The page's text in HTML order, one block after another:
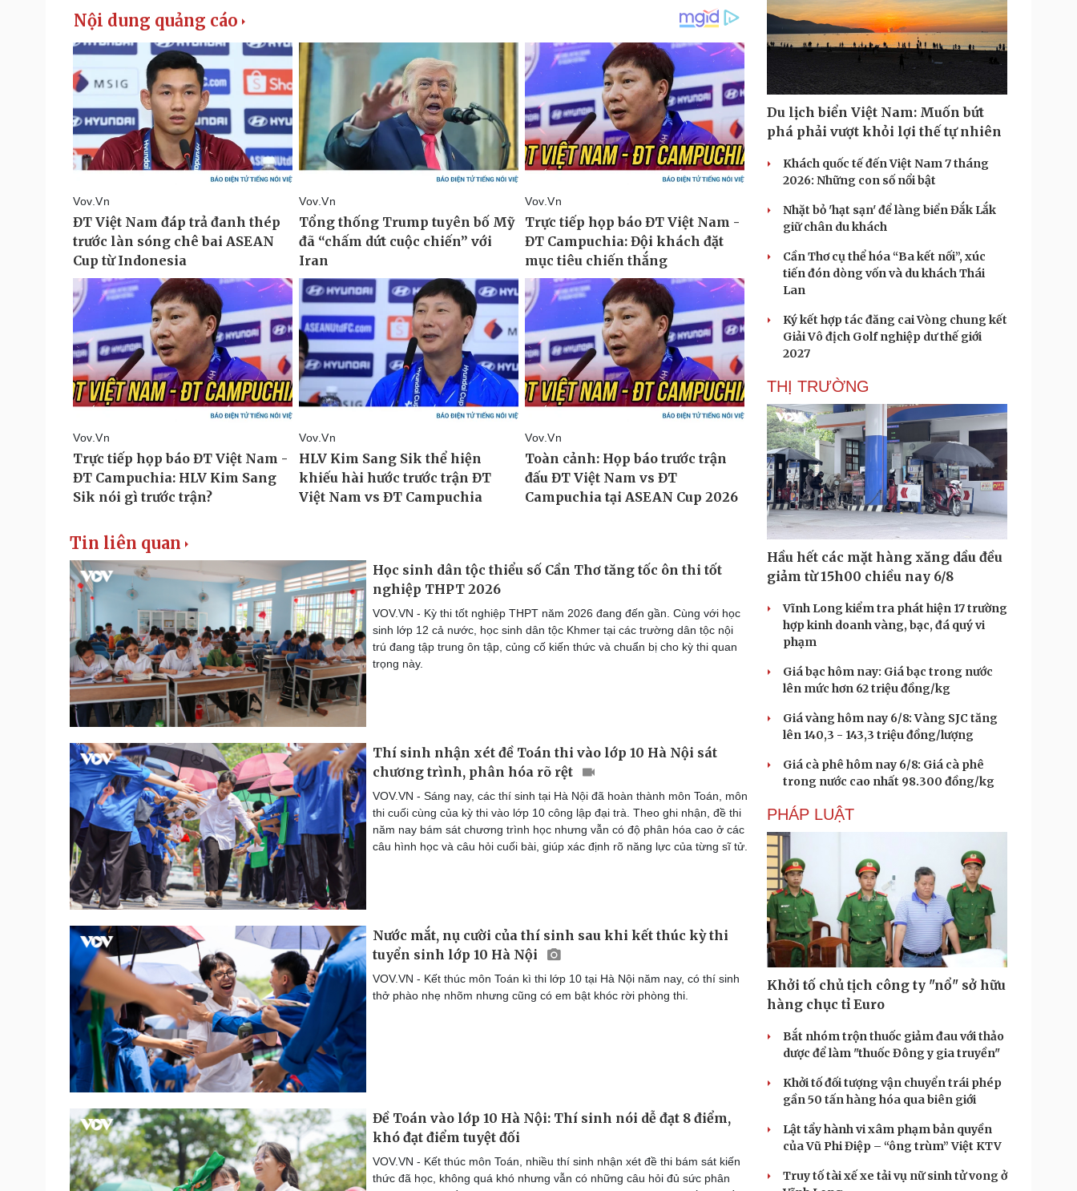
Tin liên quan
Học sinh dân tộc thiểu số Cần Thơ tăng tốc ôn thi tốt
nghiệp THPT 2026
VOV.VN - Kỳ thi tốt nghiệp THPT năm 2026 đang đến gần. Cùng với học
sinh lớp 12 cả nước, học sinh dân tộc Khmer tại các trường dân tộc nội
trú đang tập trung ôn tập, củng cố kiến thức và chuẩn bị cho kỳ thi quan
trọng này.
Thí sinh nhận xét đề Toán thi vào lớp 10 Hà Nội sát
chương trình, phân hóa rõ rệt
VOV.VN - Sáng nay, các thí sinh tại Hà Nội đã hoàn thành môn Toán, môn
thi cuối cùng của kỳ thi vào lớp 10 công lập đại trà. Theo ghi nhận, đề thi
năm nay bám sát chương trình học nhưng vẫn có độ phân hóa cao ở các
câu hình học và câu hỏi cuối bài, giúp xác định rõ năng lực của từng sĩ tử.
Nước mắt, nụ cười của thí sinh sau khi kết thúc kỳ thi
tuyển sinh lớp 10 Hà Nội
VOV.VN - Kết thúc môn Toán kì thi lớp 10 tại Hà Nội năm nay, có thí sinh
thở phào nhẹ nhõm nhưng cũng có em bật khóc rời phòng thi.
Đề Toán vào lớp 10 Hà Nội: Thí sinh nói dễ đạt 8 điểm,
khó đạt điểm tuyệt đối
VOV.VN - Kết thúc môn Toán, nhiều thí sinh nhận xét đề thi bám sát kiến
thức đã học, không quá khó nhưng vẫn có những câu hỏi đủ sức phân
Du lịch biển Việt Nam: Muốn bứt
phá phải vượt khỏi lợi thế tự nhiên
Khách quốc tế đến Việt Nam 7 tháng
2026: Những con số nổi bật
Nhặt bỏ 'hạt sạn' để làng biển Đắk Lắk
giữ chân du khách
Cần Thơ cụ thể hóa “Ba kết nối”, xúc
tiến đón dòng vốn và du khách Thái
Lan
Ký kết hợp tác đăng cai Vòng chung kết
Giải Vô địch Golf nghiệp dư thế giới
2027
THỊ TRƯỜNG
Hầu hết các mặt hàng xăng dầu đều
giảm từ 15h00 chiều nay 6/8
Vĩnh Long kiểm tra phát hiện 17 trường
hợp kinh doanh vàng, bạc, đá quý vi
phạm
Giá bạc hôm nay: Giá bạc trong nước
lên mức hơn 62 triệu đồng/kg
Giá vàng hôm nay 6/8: Vàng SJC tăng
lên 140,3 - 143,3 triệu đồng/lượng
Giá cà phê hôm nay 6/8: Giá cà phê
trong nước cao nhất 98.300 đồng/kg
PHÁP LUẬT
Khởi tố chủ tịch công ty "nổ" sở hữu
hàng chục tỉ Euro
Bắt nhóm trộn thuốc giảm đau với thảo
dược để làm "thuốc Đông y gia truyền"
Khởi tố đối tượng vận chuyển trái phép
gần 50 tấn hàng hóa qua biên giới
Lật tẩy hành vi xâm phạm bản quyền
của Vũ Phi Điệp – “ông trùm” Việt KTV
Truy tố tài xế xe tải vụ nữ sinh tử vong ở